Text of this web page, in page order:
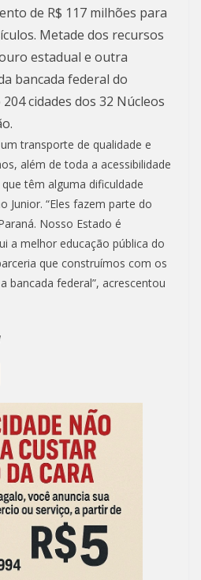
de R$ 117 milhões para
Metade dos recursos
estadual e outra
bancada federal do
cidades dos 32 Núcleos
transporte de qualidade e
além de toda a acessibilidade
têm alguma dificuldade
Junior. “Eles fazem parte do
Nosso Estado é
a melhor educação pública do
que construímos com os
bancada federal”, acrescentou
h
ar
e